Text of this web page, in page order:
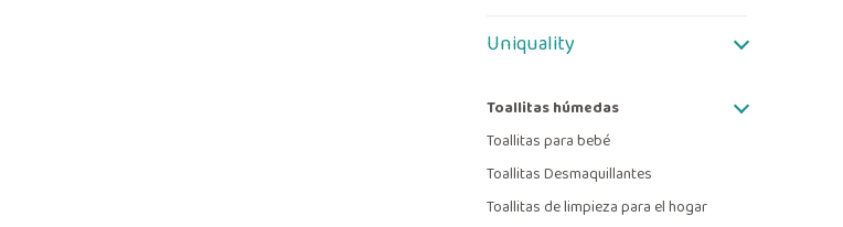
Uniquality
Toallitas húmedas
Toallitas para bebé
Toallitas Desmaquillantes
Toallitas de limpieza para el hogar